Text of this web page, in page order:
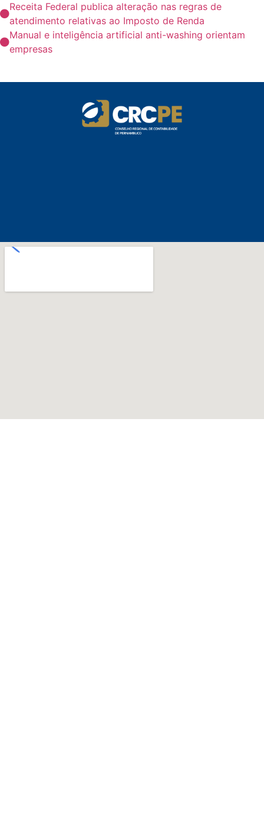
Receita Federal publica alteração nas regras de
atendimento relativas ao Imposto de Renda
Manual e inteligência artificial anti-washing orientam
empresas